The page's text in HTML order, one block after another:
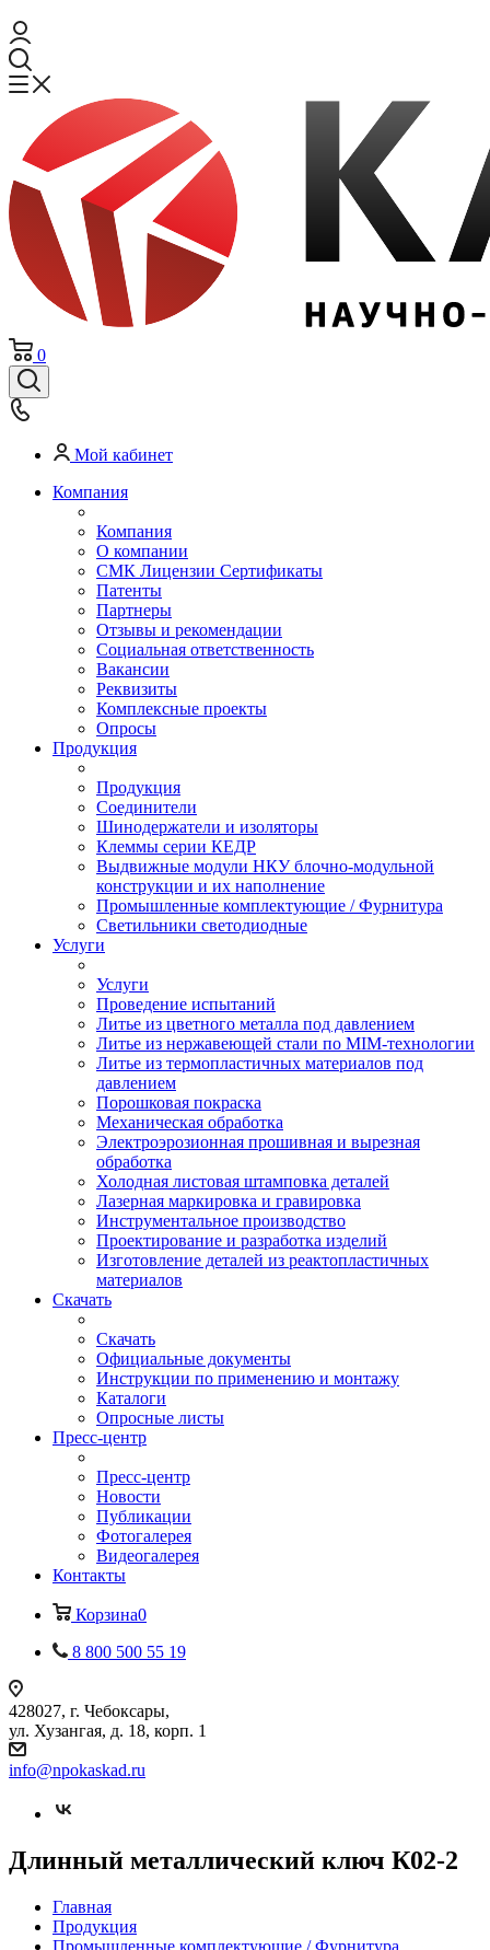
0
Мой кабинет
Компания
Компания
О компании
СМК Лицензии Сертификаты
Патенты
Партнеры
Отзывы и рекомендации
Социальная ответственность
Вакансии
Реквизиты
Комплексные проекты
Опросы
Продукция
Продукция
Соединители
Шинодержатели и изоляторы
Клеммы серии КЕДР
Выдвижные модули НКУ блочно-модульной
конструкции и их наполнение
Промышленные комплектующие / Фурнитура
Светильники светодиодные
Услуги
Услуги
Проведение испытаний
Литье из цветного металла под давлением
Литье из нержавеющей стали по MIM-технологии
Литье из термопластичных материалов под
давлением
Порошковая покраска
Механическая обработка
Электроэрозионная прошивная и вырезная
обработка
Холодная листовая штамповка деталей
Лазерная маркировка и гравировка
Инструментальное производство
Проектирование и разработка изделий
Изготовление деталей из реактопластичных
материалов
Скачать
Скачать
Официальные документы
Инструкции по применению и монтажу
Каталоги
Опросные листы
Пресс-центр
Пресс-центр
Новости
Публикации
Фотогалерея
Видеогалерея
Контакты
Корзина0
8 800 500 55 19
428027, г. Чебоксары,
ул. Хузангая, д. 18, корп. 1
info@npokaskad.ru
Длинный металлический ключ К02-2
Главная
Продукция
Промышленные комплектующие / Фурнитура